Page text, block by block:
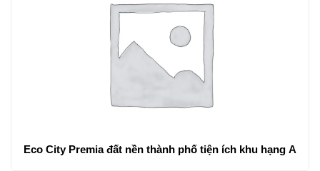
Eco City Premia đất nền thành phố tiện ích khu hạng A